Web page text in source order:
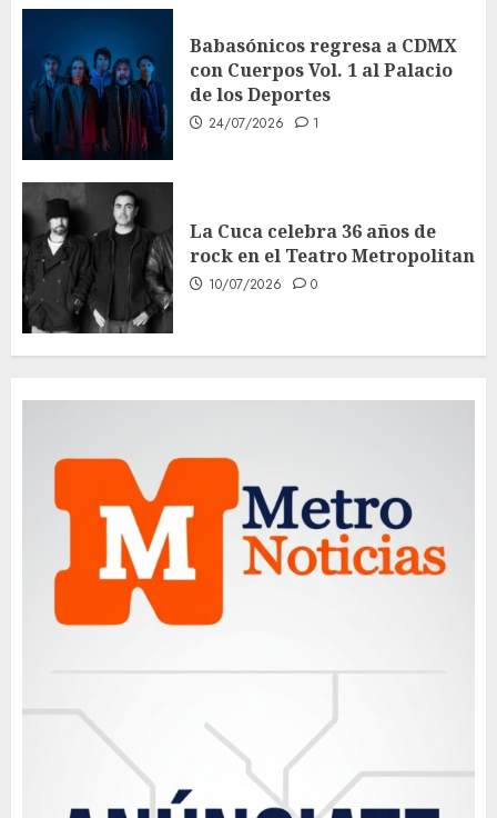
Babasónicos regresa a CDMX
con Cuerpos Vol. 1 al Palacio
de los Deportes
24/07/2026 1
La Cuca celebra 36 años de
rock en el Teatro Metropolitan
10/07/2026 0